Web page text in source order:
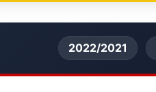
2022/2021